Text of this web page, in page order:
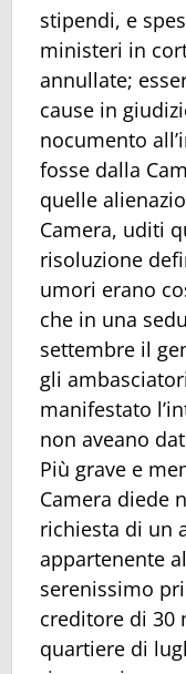
stipendi, e
ministeri in
annullate;
cause in
nocumento
fosse dalla
quelle
Camera, uditi
risoluzione
umori erano
che in una
settembre il
gli
manifestato
non aveano
Più grave e
Camera diede
richiesta di un
appartenente
serenissimo
creditore di 30
quartiere di